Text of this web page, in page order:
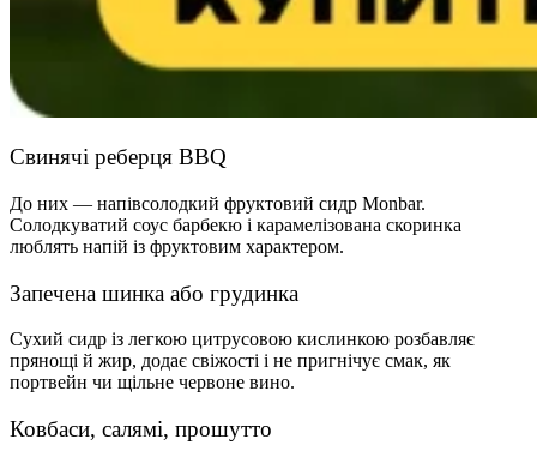
Свинячі реберця BBQ
До них — напівсолодкий фруктовий сидр Monbar.
Солодкуватий соус барбекю і карамелізована скоринка
люблять напій із фруктовим характером.
Запечена шинка або грудинка
Сухий сидр із легкою цитрусовою кислинкою розбавляє
прянощі й жир, додає свіжості і не пригнічує смак, як
портвейн чи щільне червоне вино.
Ковбаси, салямі, прошутто